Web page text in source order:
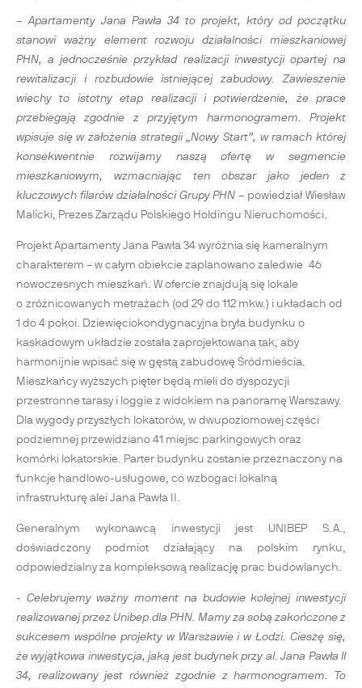
– Apartamenty Jana Pawła 34 to projekt, który od początku
stanowi ważny element rozwoju działalności mieszkaniowej
PHN, a jednocześnie przykład realizacji inwestycji opartej na
rewitalizacji i rozbudowie istniejącej zabudowy. Zawieszenie
wiechy to istotny etap realizacji i potwierdzenie, że prace
przebiegają zgodnie z przyjętym harmonogramem. Projekt
wpisuje się w założenia strategii „Nowy Start”, w ramach której
konsekwentnie rozwijamy naszą ofertę w segmencie
mieszkaniowym, wzmacniając ten obszar jako jeden z
kluczowych filarów działalności Grupy PHN – powiedział Wiesław
Malicki, Prezes Zarządu Polskiego Holdingu Nieruchomości.
Projekt Apartamenty Jana Pawła 34 wyróżnia się kameralnym
charakterem – w całym obiekcie zaplanowano zaledwie 46
nowoczesnych mieszkań. W ofercie znajdują się lokale
o zróżnicowanych metrażach (od 29 do 112 mkw.) i układach od
1 do 4 pokoi. Dziewięciokondygnacyjna bryła budynku o
kaskadowym układzie została zaprojektowana tak, aby
harmonijnie wpisać się w gęstą zabudowę Śródmieścia.
Mieszkańcy wyższych pięter będą mieli do dyspozycji
przestronne tarasy i loggie z widokiem na panoramę Warszawy.
Dla wygody przyszłych lokatorów, w dwupoziomowej części
podziemnej przewidziano 41 miejsc parkingowych oraz
komórki lokatorskie. Parter budynku zostanie przeznaczony na
funkcje handlowo-usługowe, co wzbogaci lokalną
infrastrukturę alei Jana Pawła II.
Generalnym wykonawcą inwestycji jest UNIBEP S.A.,
doświadczony podmiot działający na polskim rynku,
odpowiedzialny za kompleksową realizację prac budowlanych.
- Celebrujemy ważny moment na budowie kolejnej inwestycji
realizowanej przez Unibep dla PHN. Mamy za sobą zakończone z
sukcesem wspólne projekty w Warszawie i w Łodzi. Cieszę się,
że wyjątkowa inwestycja, jaką jest budynek przy al. Jana Pawła II
34, realizowany jest również zgodnie z harmonogramem. To